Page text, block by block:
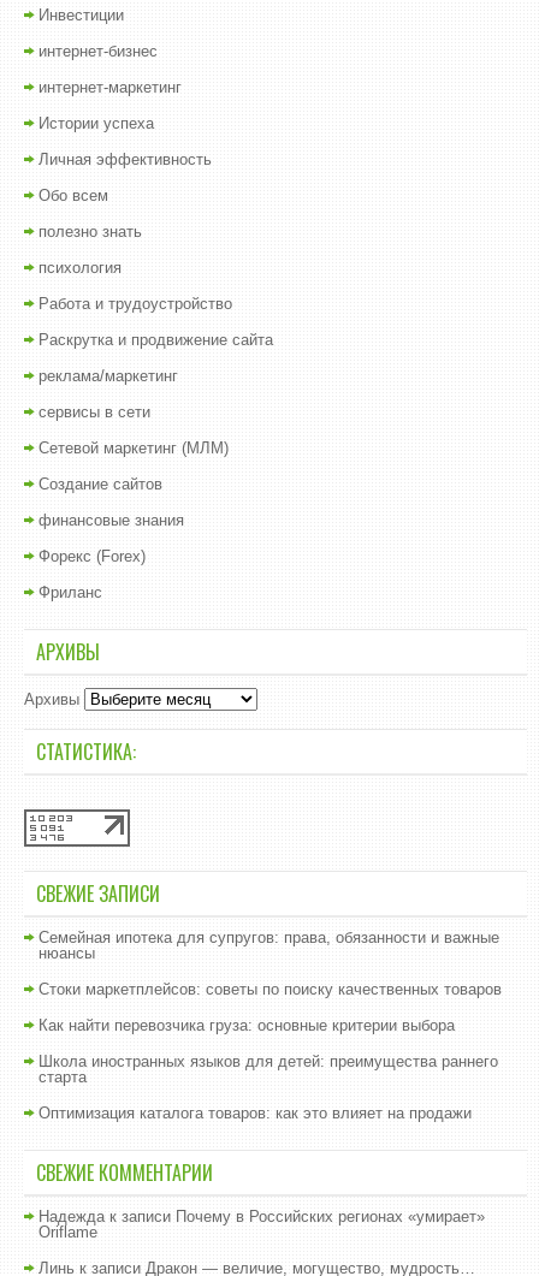
Инвестиции
интернет-бизнес
интернет-маркетинг
Истории успеха
Личная эффективность
Обо всем
полезно знать
психология
Работа и трудоустройство
Раскрутка и продвижение сайта
реклама/маркетинг
сервисы в сети
Сетевой маркетинг (МЛМ)
Создание сайтов
финансовые знания
Форекс (Forex)
Фриланс
АРХИВЫ
Архивы
СТАТИСТИКА:
СВЕЖИЕ ЗАПИСИ
Семейная ипотека для супругов: права, обязанности и важные
нюансы
Стоки маркетплейсов: советы по поиску качественных товаров
Как найти перевозчика груза: основные критерии выбора
Школа иностранных языков для детей: преимущества раннего
старта
Оптимизация каталога товаров: как это влияет на продажи
СВЕЖИЕ КОММЕНТАРИИ
Надеждак записи Почему в Российских регионах «умирает»
Oriflame
Линь к записи Дракон — величие, могущество, мудрость…